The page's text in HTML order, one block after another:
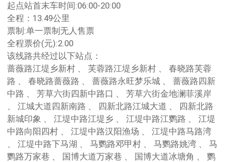
起点站首末车时间:06:00-20:00
全程：13.49公里
票制:单一票制无人售票
全程票价(元):2.00
该线路共经过以下站点：
蔷薇路江堤乡新村 、 芙蓉路江堤乡新村 、 春晓路芙蓉
路 、 春晓路蔷薇路 、 蔷薇路永旺梦乐城 、 蔷薇路四新
中路 、 芳草六街四新中路口 、 芳草六街金地澜菲溪岸
、 江城大道四新南路 、 四新北路江城大道 、 四新北路
新城印象 、 江堤中路江堤乡 、 江堤中路江鹦路 、 江堤
中路向阳四村 、 江堤中路汉阳渔场 、 江堤中路马路湾
、 江堤中路下马湖 、 马鹦路邓甲村 、 马鹦路姚湾 、 马
鹦路万家巷 、 国博大道万家巷 、 国博大道冰塘角 、 鹦